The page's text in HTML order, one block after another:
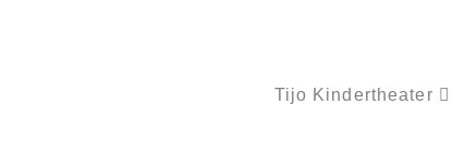
Tijo Kindertheater